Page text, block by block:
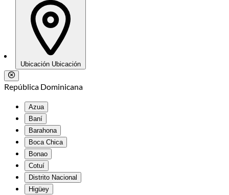
Ubicación Ubicación
República Dominicana
Azua
Baní
Barahona
Boca Chica
Bonao
Cotuí
Distrito Nacional
Higüey